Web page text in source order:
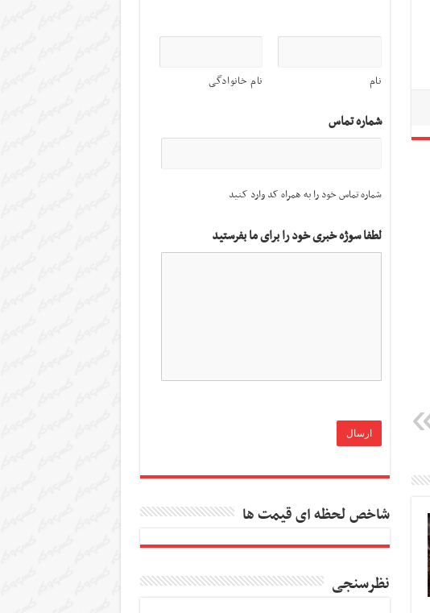
نام نام خانوادگی
شماره تماس
شماره تماس خود را به همراه کد وارد کنید
لطفا سوژه خبری خود را برای ما بفرستید
شاخص لحظه ای قیمت ها
نظرسنجی